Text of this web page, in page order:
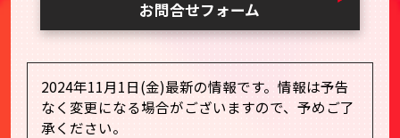
お問合せフォーム
2024年11月1日(金)最新の情報です。情報は予告
なく変更になる場合がございますので、予めご了
承ください。